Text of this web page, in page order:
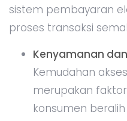
sistem pembayaran
proses transaksi
Kenyamanan
Kemudahan
merupakan
konsumen